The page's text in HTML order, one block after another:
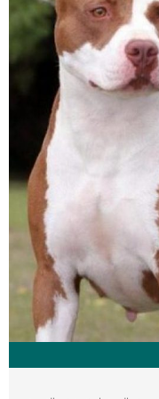
عددهم تقريبا خلال فترة
عند الكلاب […]